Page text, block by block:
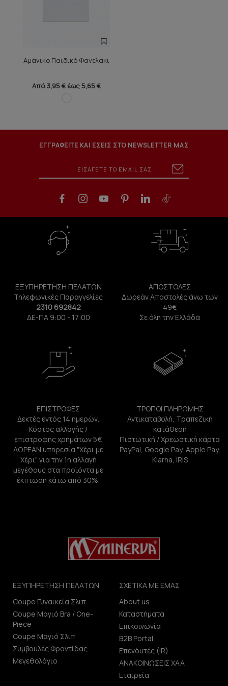
Αμάνικο Παιδικό Φανελάκι
Από 3,95 € έως 5,65 €
ΕΓΓΡΑΦΕΙΤΕ ΚΑΙ ΕΣΕΙΣ ΣΤΟ NEWSLETTER ΜΑΣ
ΕΞΥΠΗΡΕΤΗΣΗ ΠΕΛΑΤΩΝ
Τηλεφωνικές Παραγγελίες
2310 692842
ΔΕ-ΠΑ 9:00 - 17:00
ΑΠΟΣΤΟΛΕΣ
Δωρεάν Αποστολές άνω των
49€
Σε όλη την Ελλάδα
ΕΠΙΣΤΡΟΦΕΣ
Δεκτές εντός 14 ημερών.
Κόστος αλλαγής /
επιστροφής χρημάτων 5€.
ΔΩΡΕΑΝ υπηρεσία "Χέρι με
Χέρι" για την 1η αλλαγή
μεγέθους στα προϊόντα με
έκπτωση κάτω από 30%.
ΤΡΟΠΟΙ ΠΛΗΡΩΜΗΣ
Αντικαταβολή, Τραπεζική
κατάθεση
Πιστωτική / Χρεωστική κάρτα
PayPal, Google Pay, Apple Pay,
Klarna, IRIS
ΕΞΥΠΗΡΕΤΗΣΗ ΠΕΛΑΤΩΝ
Coupe Γυναικεία Σλιπ
Coupe Μαγιό Bra / One-
Piece
Coupe Μαγιό Σλιπ
Συμβουλές Φροντίδας
Μεγεθολόγιο
ΣΧΕΤΙΚΑ ΜΕ ΕΜΑΣ
About us
Καταστήματα
Επικοινωνία
B2B Portal
Επενδυτές (IR)
ΑΝΑΚΟΙΝΩΣΕΙΣ ΧΑΑ
Εταιρεία